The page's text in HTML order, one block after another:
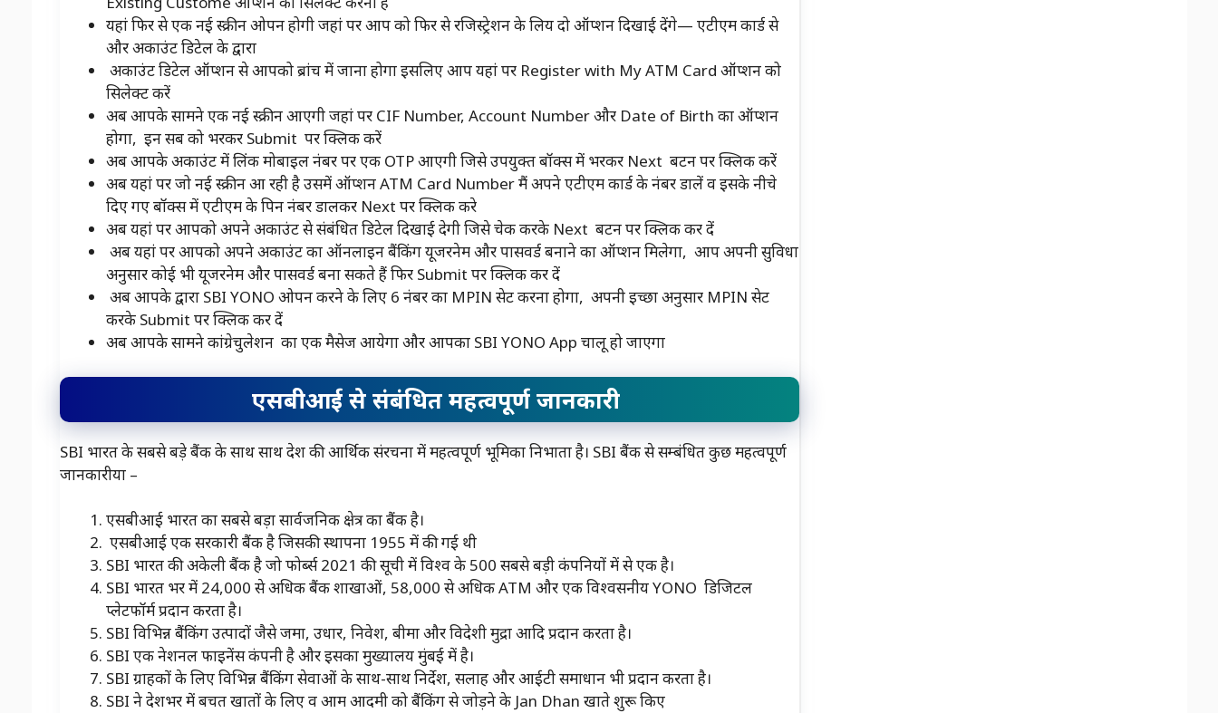
यहां फिर से एक नई स्क्रीन ओपन होगी जहां पर आप को फिर से रजिस्ट्रेशन के लिय दो ऑप्शन दिखाई देंगे— एटीएम कार्ड से
और अकाउंट डिटेल के द्वारा
अकाउंट डिटेल ऑप्शन से आपको ब्रांच में जाना होगा इसलिए आप यहां पर Register with My ATM Card ऑप्शन को
सिलेक्ट करें
अब आपके सामने एक नई स्क्रीन आएगी जहां पर CIF Number, Account Number और Date of Birth का ऑप्शन
होगा, इन सब को भरकर Submit पर क्लिक करें
अब आपके अकाउंट में लिंक मोबाइल नंबर पर एक OTP आएगी जिसे उपयुक्त बॉक्स में भरकर Next बटन पर क्लिक करें
अब यहां पर जो नई स्क्रीन आ रही है उसमें ऑप्शन ATM Card Number मैं अपने एटीएम कार्ड के नंबर डालें व इसके नीचे
दिए गए बॉक्स में एटीएम के पिन नंबर डालकर Next पर क्लिक करे
अब यहां पर आपको अपने अकाउंट से संबंधित डिटेल दिखाई देगी जिसे चेक करके Next बटन पर क्लिक कर दें
अब यहां पर आपको अपने अकाउंट का ऑनलाइन बैंकिंग यूजरनेम और पासवर्ड बनाने का ऑप्शन मिलेगा, आप अपनी सुविधा
अनुसार कोई भी यूजरनेम और पासवर्ड बना सकते हैं फिर Submit पर क्लिक कर दें
अब आपके द्वारा SBI YONO ओपन करने के लिए 6 नंबर का MPIN सेट करना होगा, अपनी इच्छा अनुसार MPIN सेट
करके Submit पर क्लिक कर दें
अब आपके सामने कांग्रेचुलेशन का एक मैसेज आयेगा और आपका SBI YONO App चालू हो जाएगा
एसबीआई से संबंधित महत्वपूर्ण जानकारी
SBI भारत के सबसे बड़े बैंक के साथ साथ देश की आर्थिक संरचना में महत्वपूर्ण भूमिका निभाता है। SBI बैंक से सम्बंधित कुछ महत्वपूर्ण
जानकारीया –
एसबीआई भारत का सबसे बड़ा सार्वजनिक क्षेत्र का बैंक है।
एसबीआई एक सरकारी बैंक है जिसकी स्थापना 1955 में की गई थी
SBI भारत की अकेली बैंक है जो फोर्ब्स 2021 की सूची में विश्व के 500 सबसे बड़ी कंपनियों में से एक है।
SBI भारत भर में 24,000 से अधिक बैंक शाखाओं, 58,000 से अधिक ATM और एक विश्वसनीय YONO डिजिटल
प्लेटफॉर्म प्रदान करता है।
SBI विभिन्न बैंकिंग उत्पादों जैसे जमा, उधार, निवेश, बीमा और विदेशी मुद्रा आदि प्रदान करता है।
SBI एक नेशनल फाइनेंस कंपनी है और इसका मुख्यालय मुंबई में है।
SBI ग्राहकों के लिए विभिन्न बैंकिंग सेवाओं के साथ-साथ निर्देश, सलाह और आईटी समाधान भी प्रदान करता है।
SBI ने देशभर में बचत खातों के लिए व आम आदमी को बैंकिंग से जोड़ने के Jan Dhan खाते शुरू किए